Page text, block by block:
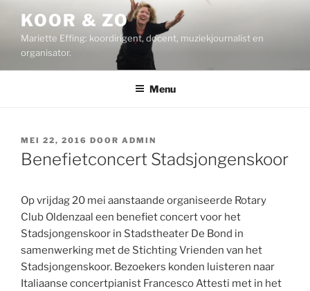
inhoud
KOOR & ZO
Mariette Effing: koordirigent, docent, muziekjournalist en
organisator.
Menu
GEPLAATST
OP
MEI 22, 2016 DOOR ADMIN
Benefietconcert Stadsjongenskoor
Op vrijdag 20 mei aanstaande organiseerde Rotary
Club Oldenzaal een benefiet concert voor het
Stadsjongenskoor in Stadstheater De Bond in
samenwerking met de Stichting Vrienden van het
Stadsjongenskoor. Bezoekers konden luisteren naar
Italiaanse concertpianist Francesco Attesti met in het